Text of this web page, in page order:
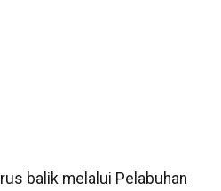
balik melalui Pelabuhan